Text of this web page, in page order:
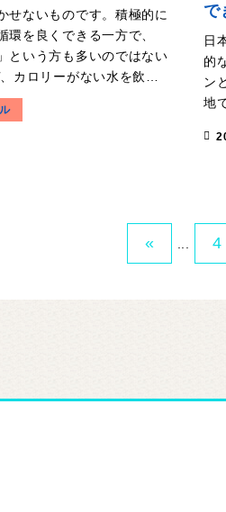
せないものです。積極的に
環を良くできる一方で、
という方も多いのではない
カロリーがない水を飲…
で
日
的
ン
地
« 4